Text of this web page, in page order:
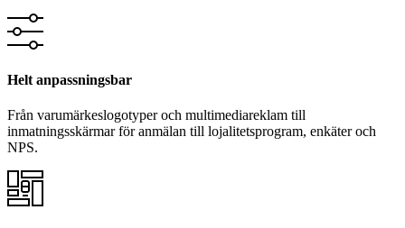
Helt anpassningsbar
Från varumärkeslogotyper och multimediareklam till
inmatningsskärmar för anmälan till lojalitetsprogram, enkäter och
NPS.